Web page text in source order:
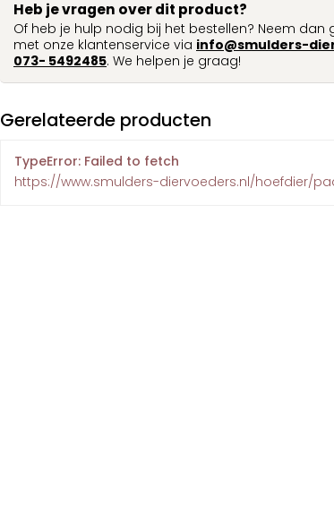
Heb je vragen over dit product?
Of heb je hulp nodig bij het bestellen? Neem
met onze klantenservice via info@smulders-
073- 5492485. We helpen je graag!
Gerelateerde producten
TypeError: Failed to fetch
https://www.smulders-diervoeders.nl/hoefdier/